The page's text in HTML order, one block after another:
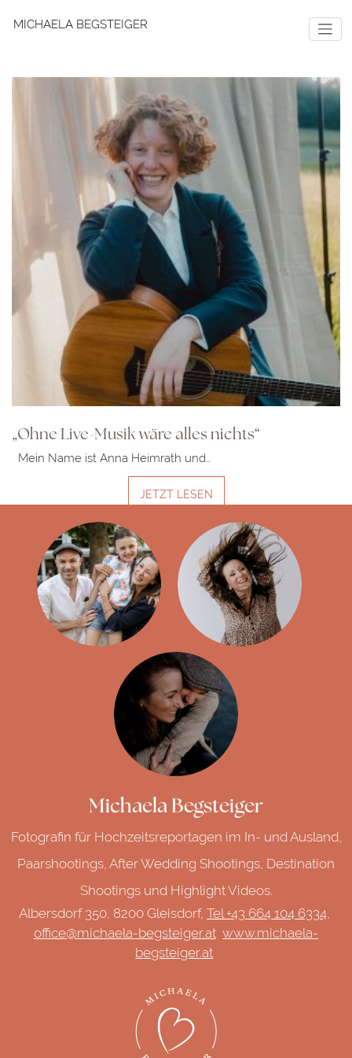
MICHAELA BEGSTEIGER
„Ohne Live-Musik wäre alles nichts“
Mein Name ist Anna Heimrath und…
JETZT LESEN
Michaela Begsteiger
Fotografin für Hochzeitsreportagen im In- und Ausland,
Paarshootings, After Wedding Shootings, Destination
Shootings und Highlight Videos.
Albersdorf 350, 8200 Gleisdorf, Tel +43 664 104 6334,
office@michaela-begsteiger.at www.michaela-
begsteiger.at